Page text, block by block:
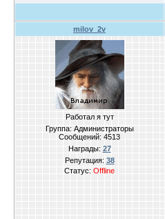
milov_2v
Работал я тут
Группа: Администраторы
Сообщений: 4513
Награды: 27
Репутация: 38
Статус: Offline